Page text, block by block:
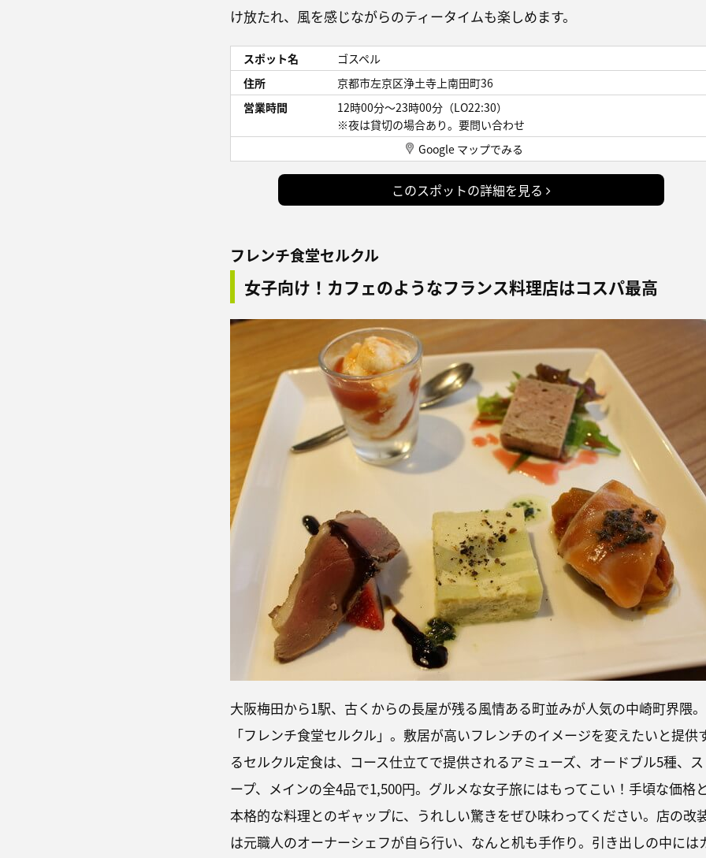
け放たれ、風を感じながらのティータイムも楽しめます。
スポット名
ゴスペル
住所
京都市左京区浄土寺上南田町36
営業時間
12時00分～23時00分（LO22:30）
※夜は貸切の場合あり。要問い合わせ
Google マップでみる
このスポットの詳細を見る
フレンチ食堂セルクル
女子向け！カフェのようなフランス料理店はコスパ最高
大阪梅田から1駅、古くからの長屋が残る風情ある町並みが人気の中崎町界隈。
「フレンチ食堂セルクル」。敷居が高いフレンチのイメージを変えたいと提供
るセルクル定食は、コース仕立てで提供されるアミューズ、オードブル5種、ス
ープ、メインの全4品で1,500円。グルメな女子旅にはもってこい！手頃な価格
本格的な料理とのギャップに、うれしい驚きをぜひ味わってください。店の改
は元職人のオーナーシェフが自ら行い、なんと机も手作り。引き出しの中には